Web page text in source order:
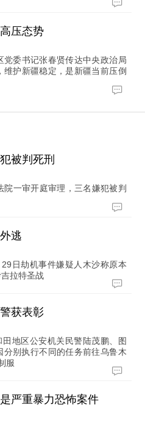
压态势
委书记张春贤传达中央政治局
护新疆稳定，是新疆当前压倒
被判死刑
院一审开庭审理，三名嫌犯被判
逃
日劫机事件嫌疑人木沙称原本
拉特圣战
获表彰
地区公安机关民警陆茂鹏、图
分别执行不同的任务前往乌鲁木
服
严重暴力恐怖案件